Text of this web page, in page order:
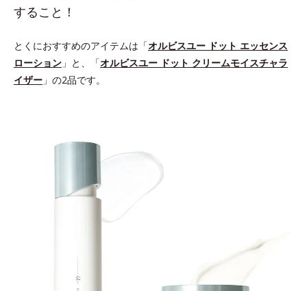
すること！
とくにおすすめのアイテムは「オルビスユー ドット エッセンス
ローション 」と、「オルビスユー ドット クリームモイスチャラ
イザー 」の2品です。